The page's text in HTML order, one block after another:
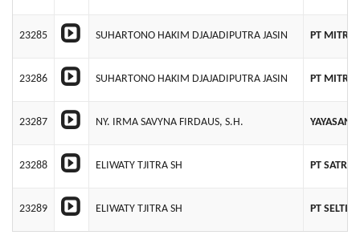
23285 SUHARTONO HAKIM DJAJADIPUTRA JASIN PT MITRA
23286 SUHARTONO HAKIM DJAJADIPUTRA JASIN PT MITRA
23287 NY. IRMA SAVYNA FIRDAUS, S.H. YAYASAN
23288 ELIWATY TJITRA SH PT SATRIA
23289 ELIWATY TJITRA SH PT SELTIM